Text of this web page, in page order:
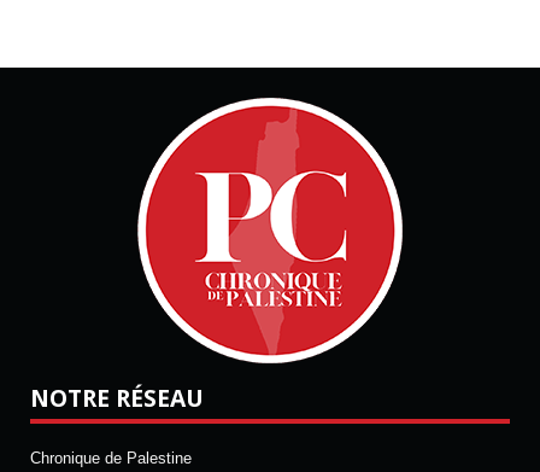
NOTRE RÉSEAU
Chronique de Palestine